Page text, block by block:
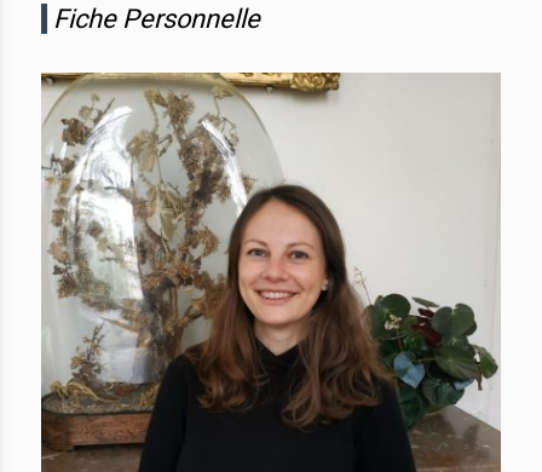
Fiche Personnelle